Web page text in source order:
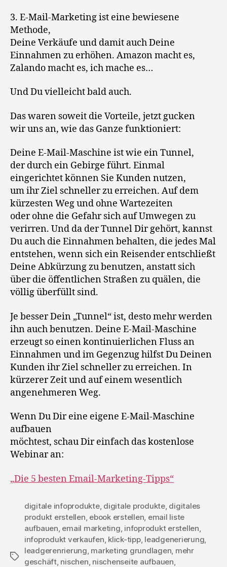
3. E-Mail-Marketing ist eine bewiesene
Methode,
Deine Verkäufe und damit auch Deine
Einnahmen zu erhöhen. Amazon macht es,
Zalando macht es, ich mache es…
Und Du vielleicht bald auch.
Das waren soweit die Vorteile, jetzt gucken
wir uns an, wie das Ganze funktioniert:
Deine E-Mail-Maschine ist wie ein Tunnel,
der durch ein Gebirge führt. Einmal
eingerichtet können Sie Kunden nutzen,
um ihr Ziel schneller zu erreichen. Auf dem
kürzesten Weg und ohne Wartezeiten
oder ohne die Gefahr sich auf Umwegen zu
verirren. Und da der Tunnel Dir gehört, kannst
Du auch die Einnahmen behalten, die jedes Mal
entstehen, wenn sich ein Reisender entschließt
Deine Abkürzung zu benutzen, anstatt sich
über die öffentlichen Straßen zu quälen, die
völlig überfüllt sind.
Je besser Dein „Tunnel“ ist, desto mehr werden
ihn auch benutzen. Deine E-Mail-Maschine
erzeugt so einen kontinuierlichen Fluss an
Einnahmen und im Gegenzug hilfst Du Deinen
Kunden ihr Ziel schneller zu erreichen. In
kürzerer Zeit und auf einem wesentlich
angenehmeren Weg.
Wenn Du Dir eine eigene E-Mail-Maschine
aufbauen
möchtest, schau Dir einfach das kostenlose
Webinar an:
„Die 5 besten Email-Marketing-Tipps“
Schlagwörter
digitale infoprodukte, digitale produkte, digitales
produkt erstellen, ebook erstellen, email liste
aufbauen, email marketing, infoprodukt erstellen,
infoprodukt verkaufen, klick-tipp, leadgenerierung,
leadgerenrierung, marketing grundlagen, mehr
geschäft, nischen, nischenseite aufbauen,